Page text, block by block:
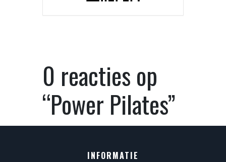
0 reacties op
“Power Pilates”
INFORMATIE